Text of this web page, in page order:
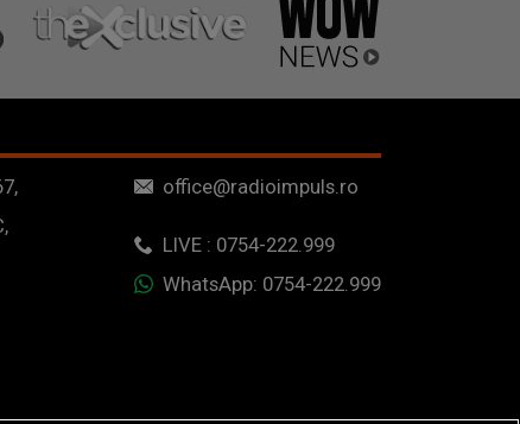
office@radioimpuls.ro
LIVE : 0754-222.999
WhatsApp: 0754-222.999